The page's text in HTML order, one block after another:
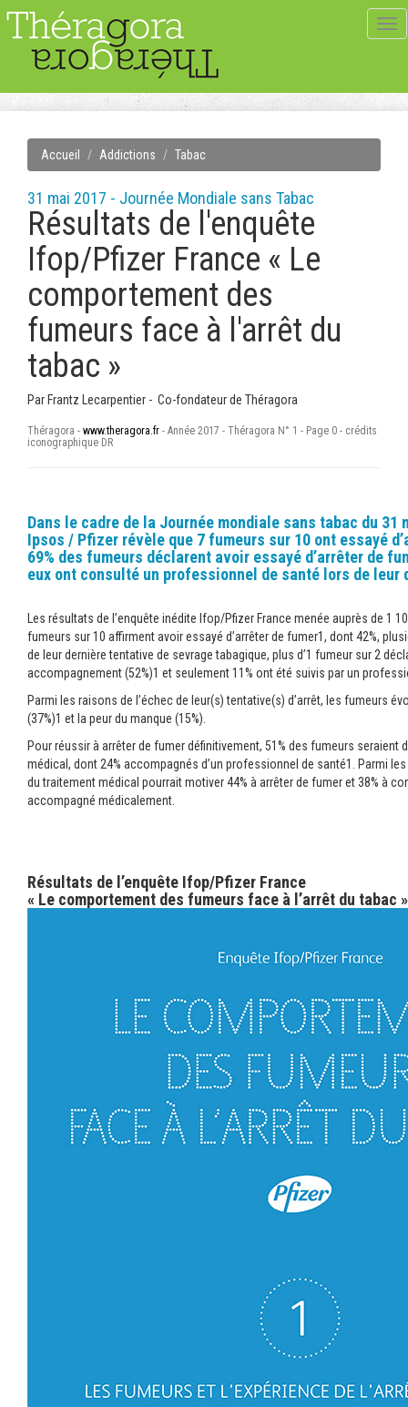
Accueil Addictions Tabac
31 mai 2017 - Journée Mondiale sans Tabac
Résultats de l'enquête
Ifop/Pfizer France « Le
comportement des
fumeurs face à l'arrêt du
tabac »
Par Frantz Lecarpentier - Co-fondateur de Théragora
Théragora - www.theragora.fr - Année 2017 - Théragora N° 1 - Page 0 - crédits
iconographique DR
Dans le cadre de la Journée mondiale sans tabac du 31
Ipsos / Pfizer révèle que 7 fumeurs sur 10 ont essayé
69% des fumeurs déclarent avoir essayé d’arrêter de
eux ont consulté un professionnel de santé lors de
Les résultats de l’enquête inédite Ifop/Pfizer France menée auprès de 1
fumeurs sur 10 affirment avoir essayé d’arrêter de fumer1, dont 42%,
de leur dernière tentative de sevrage tabagique, plus d’1 fumeur sur 2
accompagnement (52%)1 et seulement 11% ont été suivis par un
Parmi les raisons de l’échec de leur(s) tentative(s) d’arrêt, les fumeurs
(37%)1 et la peur du manque (15%).
Pour réussir à arrêter de fumer définitivement, 51% des fumeurs seraient
médical, dont 24% accompagnés d’un professionnel de santé1. Parmi
du traitement médical pourrait motiver 44% à arrêter de fumer et 38% à
accompagné médicalement.
Résultats de l’enquête Ifop/Pfizer France
« Le comportement des fumeurs face à l’arrêt du tabac »